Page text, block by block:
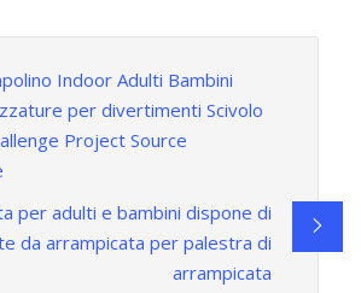
Indoor Adulti Bambini
per divertimenti Scivolo
Project Source
per adulti e bambini dispone di
da arrampicata per palestra di
arrampicata